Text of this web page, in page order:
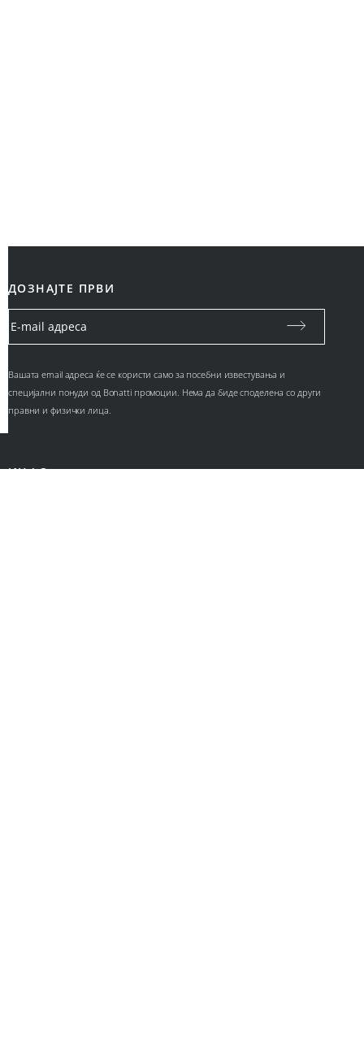
ДОЗНАЈТЕ ПРВИ
Вашата email адреса ќе се користи само за посебни известувања и
специјални понуди од Bonatti промоции. Нема да биде споделена со други
правни и физички лица.
ИНФО